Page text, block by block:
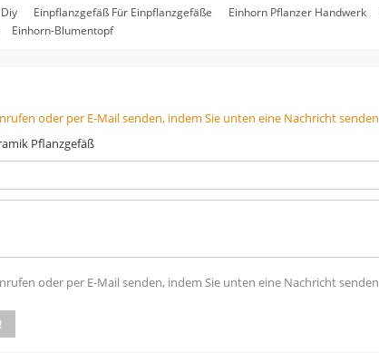
Einpflanzgefäß Für Einpflanzgefäße Einhorn Pflanzer Handwerk
Einhorn-Blumentopf
oder per E-Mail senden, indem Sie unten eine Nachricht senden
Pflanzgefäß
oder per E-Mail senden, indem Sie unten eine Nachricht senden